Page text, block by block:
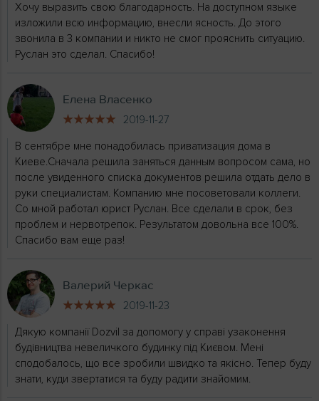
Хочу выразить свою благодарность. На доступном языке
изложили всю информацию, внесли ясность. До этого
звонила в 3 компании и никто не смог прояснить ситуацию.
Руслан это сделал. Спасибо!
Елена Власенко
2019-11-27
В сентябре мне понадобилась приватизация дома в
Киеве.Сначала решила заняться данным вопросом сама, но
после увиденного списка документов решила отдать дело в
руки специалистам. Компанию мне посоветовали коллеги.
Со мной работал юрист Руслан. Все сделали в срок, без
проблем и нервотрепок. Результатом довольна все 100%.
Спасибо вам еще раз!
Валерий Черкас
2019-11-23
Дякую компанії Dozvil за допомогу у справі узаконення
будівництва невеличкого будинку під Києвом. Мені
сподобалось, що все зробили швидко та якісно. Тепер буду
знати, куди звертатися та буду радити знайомим.